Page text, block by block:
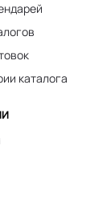
каталога